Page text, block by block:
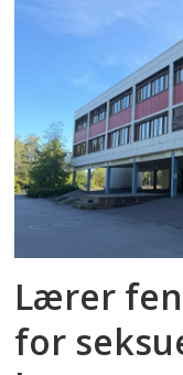
Lærer
for